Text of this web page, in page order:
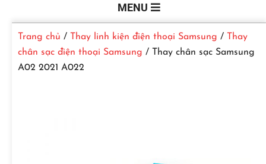
i
n
MENU
Trang chủ / Thay linh kiện điện thoại Samsung /
Thay
chân sạc điện thoại Samsung / Thay chân sạc Samsung
A02 2021 A022